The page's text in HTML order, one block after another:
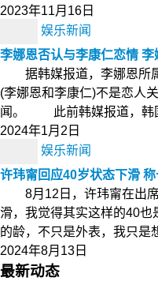
2023年11月16日
娱乐新闻
李娜恩否认与李康仁恋情 李
据韩媒报道，李娜恩所属
(李娜恩和李康仁)不是恋人
闻。 此前韩媒报道，韩
2024年1月2日
娱乐新闻
许玮甯回应40岁状态下滑
8月12日，许玮甯在出席
滑，我觉得其实这样的40
的龄，不只是外表，我只是
2024年8月13日
最新动态